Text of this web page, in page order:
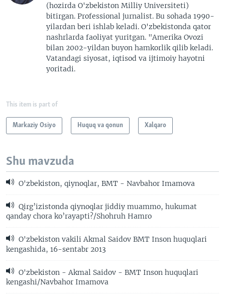
(hozirda O'zbekiston Milliy Universiteti)
bitirgan. Professional jurnalist. Bu sohada 1990-
yilardan beri ishlab keladi. O'zbekistonda qator
nashrlarda faoliyat yuritgan. "Amerika Ovozi
bilan 2002-yildan buyon hamkorlik qilib keladi.
Vatandagi siyosat, iqtisod va ijtimoiy hayotni
yoritadi.
This item is part of
Markaziy Osiyo Huquq va qonun Xalqaro
Shu mavzuda
O'zbekiston, qiynoqlar, BMT - Navbahor Imamova
Qirg’izistonda qiynoqlar jiddiy muammo, hukumat
qanday chora ko’rayapti?/Shohruh Hamro
O'zbekiston vakili Akmal Saidov BMT Inson huquqlari
kengashida, 16-sentabr 2013
O'zbekiston - Akmal Saidov - BMT Inson huquqlari
kengashi/Navbahor Imamova